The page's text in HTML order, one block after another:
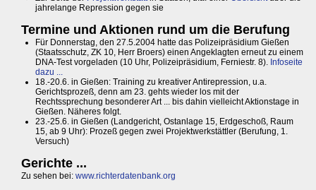
jahrelange Repression gegen sie
Termine und Aktionen rund um die Berufung
Für Donnerstag, den 27.5.2004 hatte das Polizeipräsidium Gießen
(Staatsschutz, ZK 10, Herr Broers) einen Angeklagten erneut zu einem
DNA-Test vorgeladen (10 Uhr, Polizeipräsidium, Ferniestr. 8). Infoseite
dazu ...
18.-20.6. in Gießen: Training zu kreativer Antirepression, u.a.
Gerichtsprozeß, denn am 23. gehts wieder los mit der
Rechtssprechung besonderer Art ... bis dahin vielleicht Aktionstage in
Gießen. Näheres folgt.
23.-25.6. in Gießen (Landgericht, Ostanlage 15, Erdgeschoß, Raum
15, ab 9 Uhr): Prozeß gegen zwei Projektwerkstättler (Berufung, 1.
Versuch)
Gerichte ...
Zu sehen bei: www.richterdatenbank.org